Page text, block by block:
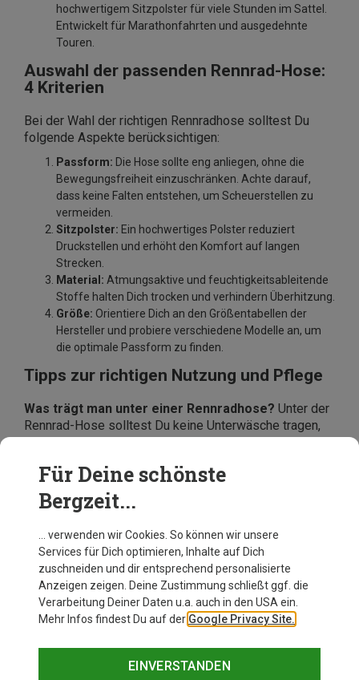
hochwertigem Sitzpolster für viele Stunden im Sattel.
Entwickelt für Marathonfahrten und ausgedehnte
Touren.
Auswahl der passenden Rennrad-Hose:
4 Kriterien
Bei der Wahl der richtigen Rennradhose solltest Du
folgende Aspekte berücksichtigen:
Passform: Die Hose sollte eng anliegen, ohne die
Bewegungsfreiheit einzuschränken. Achte darauf,
dass keine Falten entstehen, um Scheuerstellen zu
vermeiden.
Sitzpolster: Ein hochwertiges Polster reduziert
Druckstellen und erhöht den Komfort auf langen
Strecken.
Material: Atmungsaktive und feuchtigkeitsableitende
Stoffe halten Dich trocken und verhindern Überhitzung.
Größe: Orientiere Dich an den Größentabellen der
Hersteller und probiere verschiedene Modelle an, um
die optimale Passform zu finden.
Tipps zur richtigen Nutzung und Pflege
Was trägt man unter einer Rennradhose? Unter der
Rennrad-Hose solltest Du keine Unterwäsche tragen,
da sie Reibung und Hautirritationen verursachen kann.
Wie pflege ich meine Rennrad-Hose?
Hose gemäß den Pflegehinweisen, um die
Lebensdauer des Materials und des Sitzpolsters zu
Für Deine schönste
Bergzeit...
… verwenden wir Cookies. So können wir unsere
Services für Dich optimieren, Inhalte auf Dich
zuschneiden und dir entsprechend personalisierte
Anzeigen zeigen. Deine Zustimmung schließt ggf. die
Verarbeitung Deiner Daten u.a. auch in den USA ein.
Mehr Infos findest Du auf der Google Privacy Site.
EINVERSTANDEN